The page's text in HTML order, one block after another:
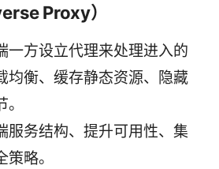
Proxy）
一方设立代理来处理进入的
均衡、缓存静态资源、隐藏
服务结构、提升可用性、集
略。